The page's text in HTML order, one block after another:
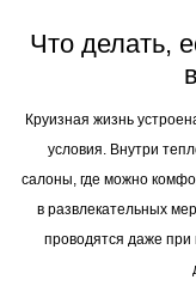
Что делать,
Круизная жизнь
условия. Внутри
салоны, где можно
в развлекательных
проводятся даже